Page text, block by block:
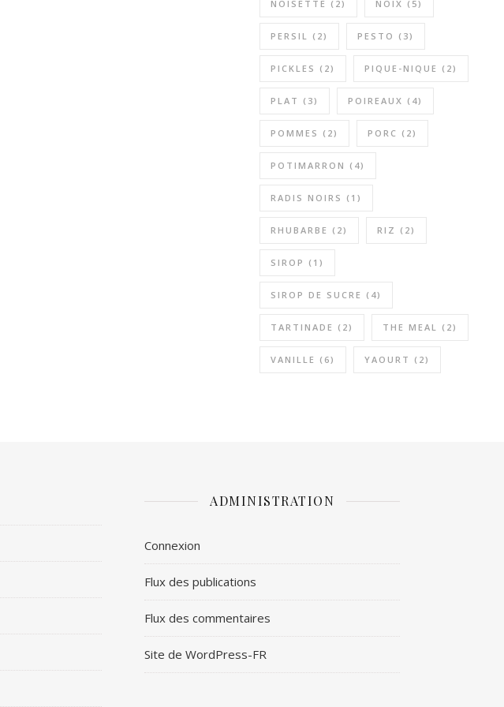
NOISETTE (2) NOIX (5)
PERSIL (2) PESTO (3)
PICKLES (2) PIQUE-NIQUE (2)
PLAT (3) POIREAUX (4)
POMMES (2) PORC (2)
POTIMARRON (4)
RADIS NOIRS (1)
RHUBARBE (2) RIZ (2)
SIROP (1)
SIROP DE SUCRE (4)
TARTINADE (2) THE MEAL (2)
VANILLE (6) YAOURT (2)
ADMINISTRATION
Connexion
Flux des publications
Flux des commentaires
Site de WordPress-FR